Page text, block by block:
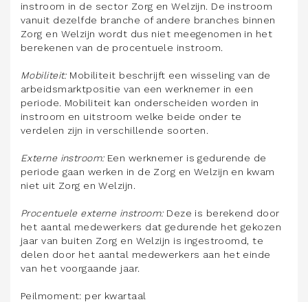
instroom in de sector Zorg en Welzijn. De instroom
vanuit dezelfde branche of andere branches binnen
Zorg en Welzijn wordt dus niet meegenomen in het
berekenen van de procentuele instroom.
Mobiliteit: Mobiliteit beschrijft een wisseling van de
arbeidsmarktpositie van een werknemer in een
periode. Mobiliteit kan onderscheiden worden in
instroom en uitstroom welke beide onder te
verdelen zijn in verschillende soorten.
Externe instroom: Een werknemer is gedurende de
periode gaan werken in de Zorg en Welzijn en kwam
niet uit Zorg en Welzijn.
Procentuele externe instroom: Deze is berekend door
het aantal medewerkers dat gedurende het gekozen
jaar van buiten Zorg en Welzijn is ingestroomd, te
delen door het aantal medewerkers aan het einde
van het voorgaande jaar.
Peilmoment: per kwartaal